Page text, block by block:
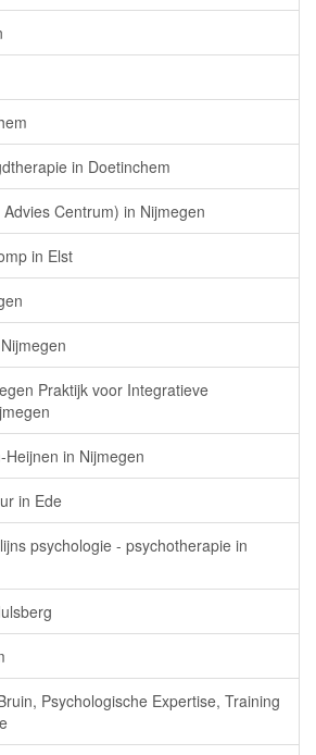
in Doetinchem
Centrum) in Nijmegen
in Elst
Praktijk voor Integratieve
in Nijmegen
in Ede
psychologie - psychotherapie in
Psychologische Expertise, Training